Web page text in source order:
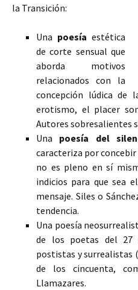
la Transición:
Una poesía estética
de corte sensual que
aborda motivos
relacionados con la
concepción lúdica de
erotismo, el placer
Autores sobresalientes
Una poesía del
caracteriza por
no es pleno en sí
indicios para que sea
mensaje. Siles o
tendencia.
Una poesía
de los poetas del 27
postistas y surrealistas
de los cincuenta,
Llamazares.